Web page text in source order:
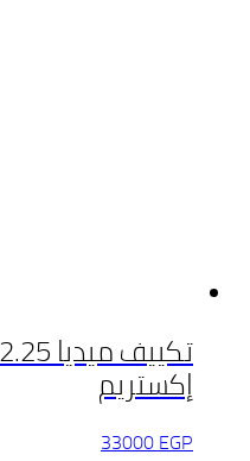
إكستريم
33000EGP